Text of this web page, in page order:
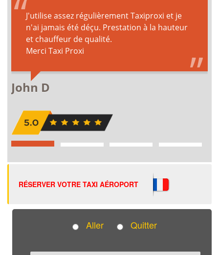
RÉSERVER VOTRE TAXI AÉROPORT
Aller Quitter